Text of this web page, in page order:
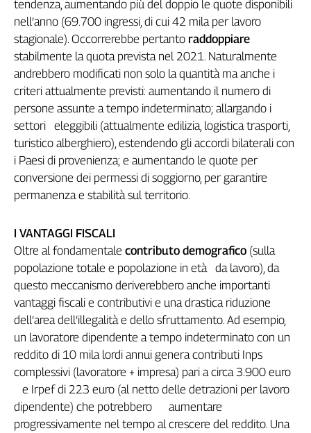
tendenza, aumentando più del doppio le quote disponibili
nell’anno (69.700 ingressi, di cui 42 mila per lavoro
stagionale). Occorrerebbe pertanto raddoppiare
stabilmente la quota prevista nel 2021. Naturalmente
andrebbero modificati non solo la quantità ma anche i
criteri attualmente previsti: aumentando il numero di
persone assunte a tempo indeterminato; allargando i
settori eleggibili (attualmente edilizia, logistica trasporti,
turistico alberghiero), estendendo gli accordi bilaterali con
i Paesi di provenienza; e aumentando le quote per
conversione dei permessi di soggiorno, per garantire
permanenza e stabilità sul territorio.
I VANTAGGI FISCALI
Oltre al fondamentale contributo demografico (sulla
popolazione totale e popolazione in età da lavoro), da
questo meccanismo deriverebbero anche importanti
vantaggi fiscali e contributivi e una drastica riduzione
dell’area dell’illegalità e dello sfruttamento. Ad esempio,
un lavoratore dipendente a tempo indeterminato con un
reddito di 10 mila lordi annui genera contributi Inps
complessivi (lavoratore + impresa) pari a circa 3.900 euro
e Irpef di 223 euro (al netto delle detrazioni per lavoro
dipendente) che potrebbero aumentare
progressivamente nel tempo al crescere del reddito. Una